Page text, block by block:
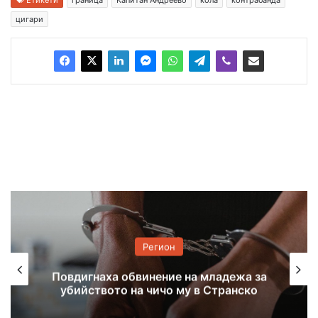
цигари
Регион
Задържаха 18-годишен за
убийството на чичо си с дървен кол